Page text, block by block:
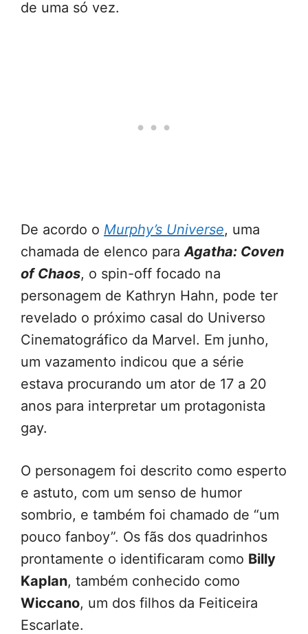
de uma só vez.
De acordo o Murphy’s Universe, uma
chamada de elenco paraAgatha: Coven
of Chaos, o spin-off focado na
personagem de Kathryn Hahn, pode ter
revelado o próximo casal do Universo
Cinematográfico da Marvel. Em junho,
um vazamento indicou que a série
estava procurando um ator de 17 a 20
anos para interpretar um protagonista
gay.
O personagem foi descrito como esperto
e astuto, com um senso de humor
sombrio, e também foi chamado de “um
pouco fanboy”. Os fãs dos quadrinhos
prontamente o identificaram como Billy
Kaplan, também conhecido como
Wiccano, um dos filhos da Feiticeira
Escarlate.